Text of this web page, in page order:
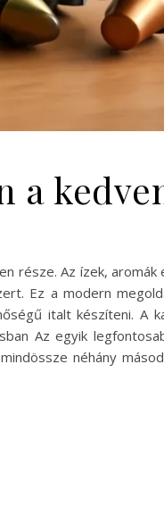
a
része. Az ízek,
Ez a modern
italt készíteni. A
Az egyik
néhány